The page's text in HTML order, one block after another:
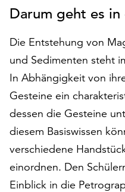
solche,
die
lediglich
zu
anonymen
Statistikzwecken
genutzt
werden.
Klicken
Sie
auf
„Alle
akzeptieren“,
Darum geht es
Die Entstehung von
und Sedimenten steht
In Abhängigkeit von
Gesteine ein
dessen die Gesteine
diesem Basiswissen
verschiedene
einordnen. Den
Einblick in die